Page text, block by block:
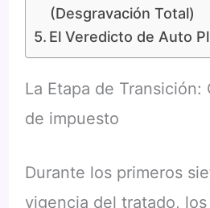
(Desgravación Total)
El Veredicto de Auto
La Etapa de Transición:
de impuesto
Durante los primeros
vigencia del tratado,